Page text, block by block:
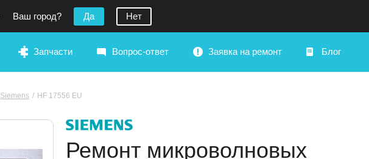
Ваш город? Да Нет
Запчасти Вопрос-ответ Заявка на ремонт Блог
Siemens / HF 17556 EU
Ремонт микроволновых